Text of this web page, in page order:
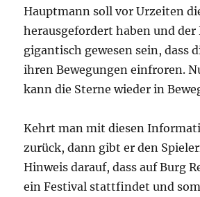
Hauptmann soll vor Urzeiten
herausgefordert haben und der
gigantisch gewesen sein, dass
ihren Bewegungen einfroren.
kann die Sterne wieder in
Kehrt man mit diesen
zurück, dann gibt er den
Hinweis darauf, dass auf Burg
ein Festival stattfindet und